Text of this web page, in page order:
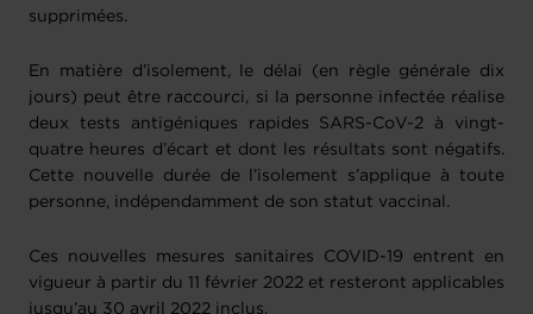
supprimées.
En matière d’isolement, le délai (en règle générale dix
jours) peut être raccourci, si la personne infectée réalise
deux tests antigéniques rapides SARS-CoV-2 à vingt-
quatre heures d’écart et dont les résultats sont négatifs.
Cette nouvelle durée de l’isolement s’applique à toute
personne, indépendamment de son statut vaccinal.
Ces nouvelles mesures sanitaires COVID-19 entrent en
vigueur à partir du 11 février 2022 et resteront applicables
jusqu’au 30 avril 2022 inclus.